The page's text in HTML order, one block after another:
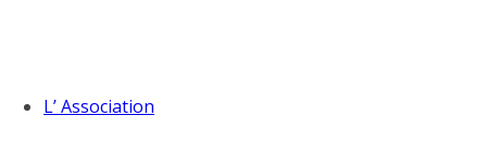
L’ Association